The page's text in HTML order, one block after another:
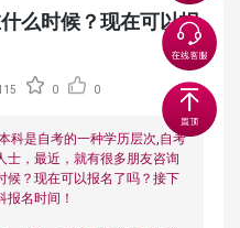
么时候？现在可以报
0 0
科是自考的一种学历层次,自考
士，最近，就有很多朋友咨询
候？现在可以报名了吗？接下
名时间！